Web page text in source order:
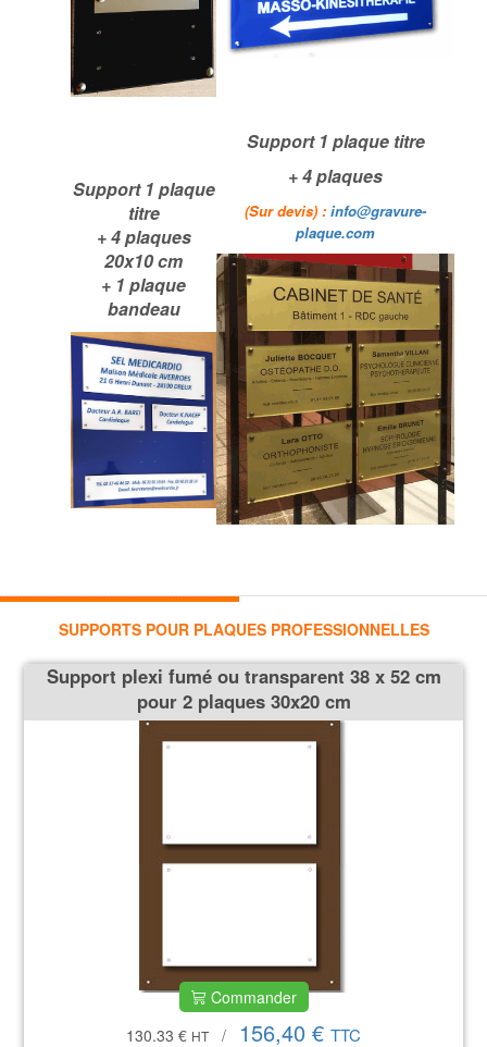
Support 1 plaque
titre
+ 4 plaques
20x10 cm
+ 1 plaque
bandeau
Support 1 plaque titre
+ 4 plaques
(Sur devis) : info@gravure-
plaque.com
SUPPORTS POUR PLAQUES PROFESSIONNELLES
Support plexi fumé ou transparent 38 x 52 cm
pour 2 plaques 30x20 cm
Commander
130.33 € HT / 156,40 € TTC